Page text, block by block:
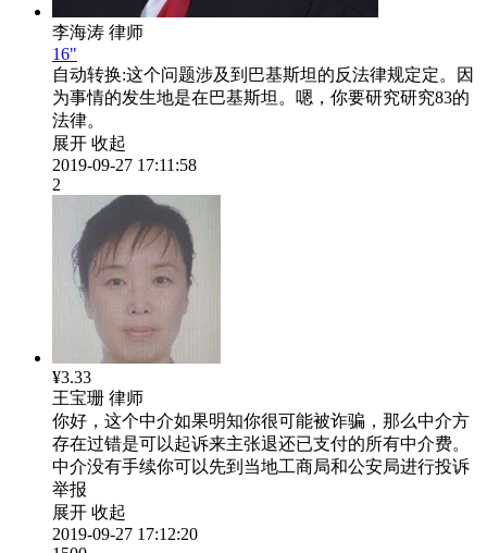
李海涛 律师
16"
自动转换:这个问题涉及到巴基斯坦的反法律规定定。因
为事情的发生地是在巴基斯坦。嗯，你要研究研究83的
法律。
展开 收起
2019-09-27 17:11:58
2
¥3.33
王宝珊 律师
你好，这个中介如果明知你很可能被诈骗，那么中介方
存在过错是可以起诉来主张退还已支付的所有中介费。
中介没有手续你可以先到当地工商局和公安局进行投诉
举报
展开 收起
2019-09-27 17:12:20